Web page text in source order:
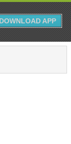
DOWNLOAD APP